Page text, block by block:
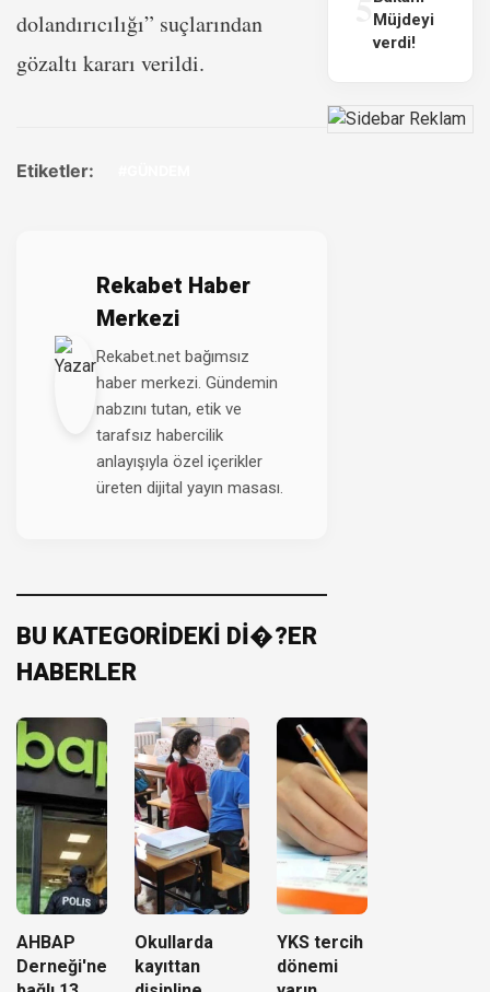
dolandırıcılığı” suçlarından
gözaltı kararı verildi.
Etiketler:
Rekabet Haber
Merkezi
Rekabet.net bağımsız
haber merkezi. Gündemin
nabzını tutan, etik ve
tarafsız habercilik
anlayışıyla özel içerikler
üreten dijital yayın masası.
BU KATEGORİDEKİ Dİ�?ER
HABERLER
AHBAP
Derneği'ne
Okullarda
kayıttan
YKS tercih
dönemi
Müjdeyi
verdi!